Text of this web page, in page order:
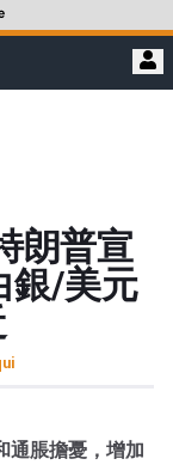
朗普宣
銀/美元
通脹擔憂，增加